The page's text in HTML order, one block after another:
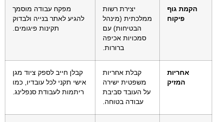
הקמת גוף
פיקוח
יצירת רשות
ממלכתית (מינהל
הבטיחות) עם
סמכויות אכיפה
ברורות.
מפקח עבודה מוסמך
להגיע לאתר בנייה ולבדוק
תקינות פיגומים.
אחריות
המזיק
קבלת אחריות
משפטית ישירה
על העובד סביבת
עבודה בטוחה.
קבלן חייב לספק ציוד מגן
אישי תקני לכל עובדיו, כמו
ריתמות לעבודת סנפלינג.